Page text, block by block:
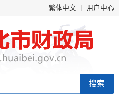
繁体中文 用户中心